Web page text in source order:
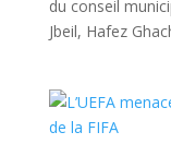
du conseil
Jbeil, Hafez